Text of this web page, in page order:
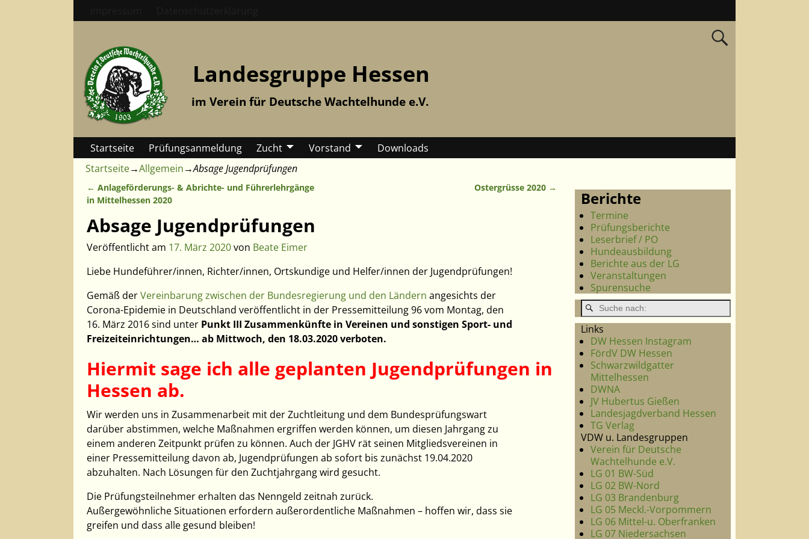
Landesgruppe Hessen
im Verein für Deutsche Wachtelhunde e.V.
Startseite Prüfungsanmeldung Zucht Vorstand
Downloads
Startseite→Allgemein→Absage Jugendprüfungen
Artikelnavigation
← Anlageförderungs- & Abrichte- und Führerlehrgänge
in Mittelhessen 2020
Ostergrüsse 2020 →
Absage Jugendprüfungen
Veröffentlicht am 17. März 2020von Beate Eimer
Liebe Hundeführer/innen, Richter/innen, Ortskundige und Helfer/innen der Jugendprüfungen!
Gemäß derVereinbarung zwischen der Bundesregierung und den Ländern angesichts der
Corona-Epidemie in Deutschland veröffentlicht in der Pressemitteilung 96 vom Montag, den
16. März 2016 sind unter Punkt III Zusammenkünfte in Vereinen und sonstigen Sport- und
Freizeiteinrichtungen… ab Mittwoch, den 18.03.2020 verboten.
Hiermit sage ich alle geplanten Jugendprüfungen in
Hessen ab.
Wir werden uns in Zusammenarbeit mit der Zuchtleitung und dem Bundesprüfungswart
darüber abstimmen, welche Maßnahmen ergriffen werden können, um diesen Jahrgang zu
einem anderen Zeitpunkt prüfen zu können. Auch der JGHV rät seinen Mitgliedsvereinen in
einer Pressemitteilung davon ab, Jugendprüfungen ab sofort bis zunächst 19.04.2020
abzuhalten. Nach Lösungen für den Zuchtjahrgang wird gesucht.
Die Prüfungsteilnehmer erhalten das Nenngeld zeitnah zurück.
Außergewöhnliche Situationen erfordern außerordentliche Maßnahmen – hoffen wir, dass sie
greifen und dass alle gesund bleiben!
Berichte
Termine
Prüfungsberichte
Leserbrief / PO
Hundeausbildung
Berichte aus der LG
Veranstaltungen
Spurensuche
Links
DW Hessen Instagram
FördV DW Hessen
Schwarzwildgatter
Mittelhessen
DWNA
JV Hubertus Gießen
Landesjagdverband Hessen
TG Verlag
VDW u. Landesgruppen
Verein für Deutsche
Wachtelhunde e.V.
LG 01 BW-Süd
LG 02 BW-Nord
LG 03 Brandenburg
LG 05 Meckl.-Vorpommern
LG 06 Mittel-u. Oberfranken
LG 07 Niedersachsen